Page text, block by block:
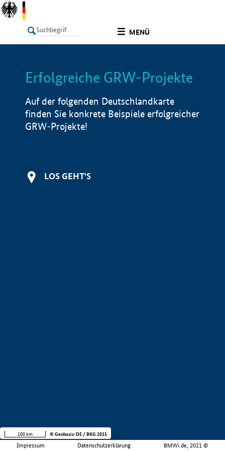
MENÜ
LISTE Info
Erfolgreiche GRW-Projekte
Auf der folgenden Deutschlandkarte
finden Sie konkrete Beispiele erfolgreicher
GRW-Projekte!
LOS GEHT'S
Impressum Datenschutzerklärung BMWi.de, 2021 ©
100 km © Geobasis-DE / BKG 2015